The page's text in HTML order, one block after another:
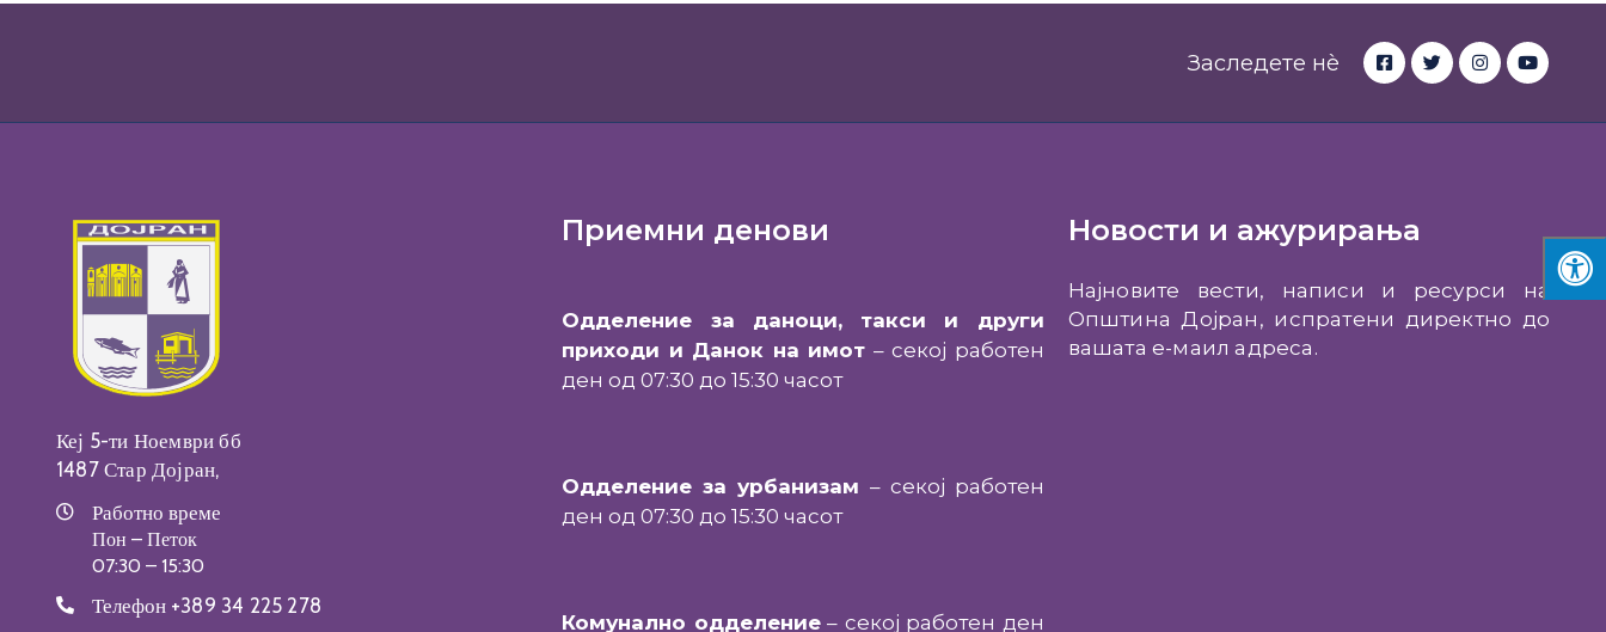
Заследете нè
Кеј 5-ти Ноември бб
1487 Стар Дојран,
Работно време
Пон – Петок
07:30 – 15:30
Телефон +389 34 225 278
Приемни денови
Одделение за даноци, такси и други
приходи и Данок на имот – секој работен
ден од 07:30 до 15:30 часот
Одделение за урбанизам – секој работен
ден од 07:30 до 15:30 часот
Комунално одделение– секој работен ден
Новости и ажурирања
Најновите вести, написи и ресурси на
Општина Дојран, испратени директно до
вашата е-маил адреса.